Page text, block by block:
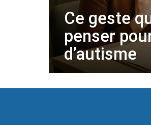
Ce geste
penser
d’autisme